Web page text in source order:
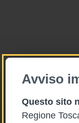
Avviso
Questo sito
Regione